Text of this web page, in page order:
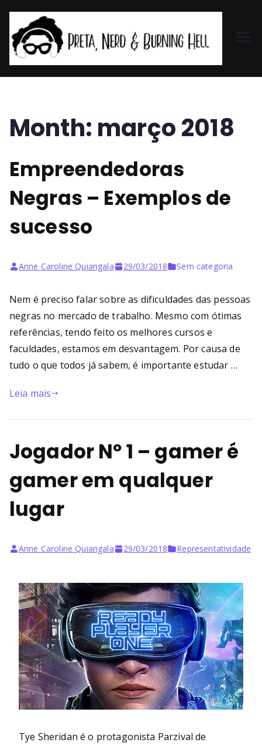
et
a,
N
d
Bu
rni
ng
He
Month: março 2018
Empreendedoras
Negras – Exemplos de
sucesso
Anne Caroline Quiangala 29/03/2018 Sem categoria
Nem é preciso falar sobre as dificuldades das pessoas
negras no mercado de trabalho. Mesmo com ótimas
referências, tendo feito os melhores cursos e
faculdades, estamos em desvantagem. Por causa de
tudo o que todos já sabem, é importante estudar …
Leia mais
Jogador Nº 1 – gamer é
gamer em qualquer
lugar
Anne Caroline Quiangala 29/03/2018 Representatividade
Tye Sheridan é o protagonista Parzival de